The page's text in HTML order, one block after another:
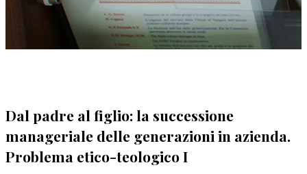
Dal padre al figlio: la successione
manageriale delle generazioni in azienda.
Problema etico-teologico I